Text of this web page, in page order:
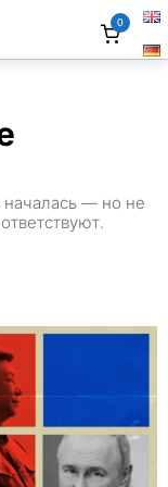
0
началась — но не